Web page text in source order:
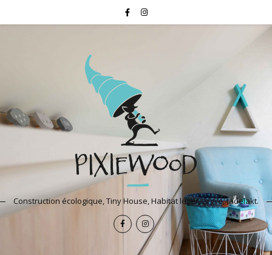
Construction écologique, Tiny House, Habitat léger, argile, tadelakt.